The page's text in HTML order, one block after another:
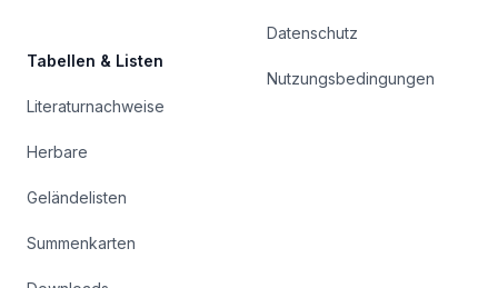
Tabellen & Listen
Literaturnachweise
Herbare
Geländelisten
Summenkarten
Datenschutz
Nutzungsbedingungen